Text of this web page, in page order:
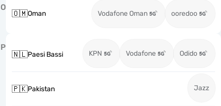
O
🇴🇲Oman Vodafone Oman ooredoo
P
🇳🇱Paesi Bassi KPN Vodafone Odido
🇵🇰Pakistan Jazz